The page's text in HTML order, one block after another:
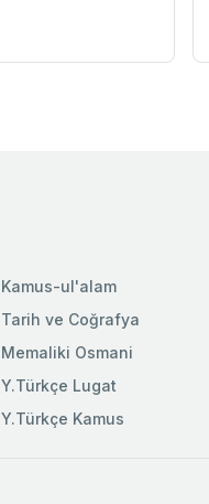
Kamus-ul'alam
Tarih ve Coğrafya
Memaliki Osmani
Y.Türkçe Lugat
Y.Türkçe Kamus